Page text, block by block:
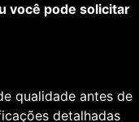
você pode solicitar
qualidade antes de
detalhadas